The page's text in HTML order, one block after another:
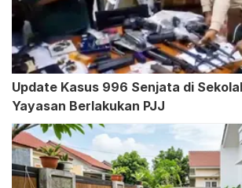
Update Kasus 996 Senjata di
Yayasan Berlakukan PJJ